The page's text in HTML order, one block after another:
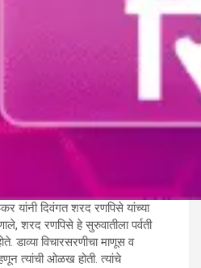
वि.प.स., शरद
वि.प.स. व माजी
यांनी दिवंगत शरद रणपिसे यांच्या
शरद रणपिसे हे सुरुवातीला पर्वती
डाव्या विचारसरणीचा माणूस व
त्यांची ओळख होती. त्यांचे